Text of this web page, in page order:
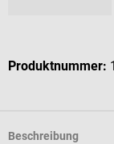
Produktnummer:
Beschreibung